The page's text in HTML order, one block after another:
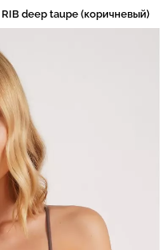
RIB deep taupe (коричневый)